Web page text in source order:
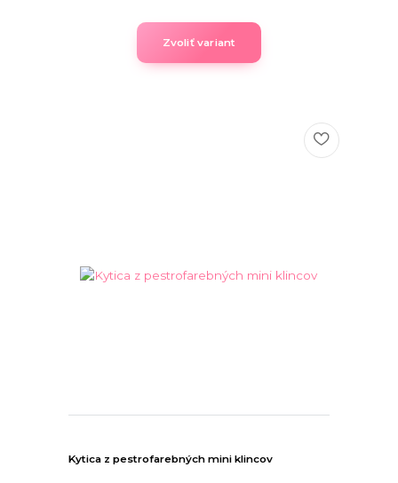
Zvoliť variant
Kytica z pestrofarebných mini klincov